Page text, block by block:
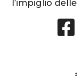
l’impiglio